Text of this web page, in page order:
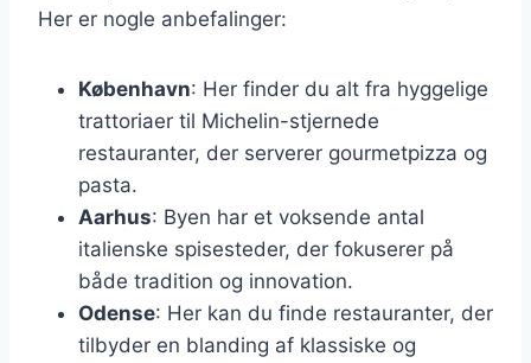
Her er nogle anbefalinger:
København: Her finder du alt fra hyggelige
trattoriaer til Michelin-stjernede
restauranter, der serverer gourmetpizza og
pasta.
Aarhus: Byen har et voksende antal
italienske spisesteder, der fokuserer på
både tradition og innovation.
Odense: Her kan du finde restauranter, der
tilbyder en blanding af klassiske og